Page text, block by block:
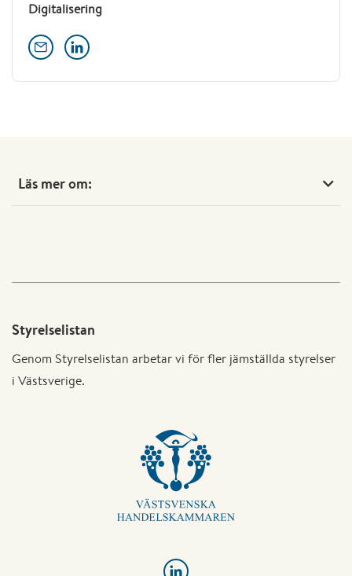
Digitalisering
Läs mer om:
Styrelselistan
Genom Styrelselistan arbetar vi för fler jämställda styrelser
i Västsverige.